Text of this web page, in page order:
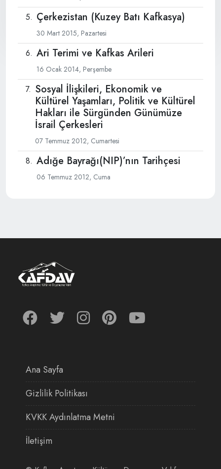
Çerkezistan (Kuzey Batı Kafkasya)
30 Mart 2015, Pazartesi
Ari Terimi ve Kafkas Arileri
16 Ocak 2014, Perşembe
Sosyal İlişkileri, Ekonomik ve
Kültürel Yaşamları, Politik ve Kültürel
Hakları ile Sürgünden Günümüze
İsrail Çerkesleri
07 Temmuz 2012, Cumartesi
Adığe Bayrağı(NIP)’nın Tarihçesi
06 Temmuz 2012, Cuma
Ana Sayfa
Gizlilik Politikası
KVKK Aydınlatma Metni
İletişim